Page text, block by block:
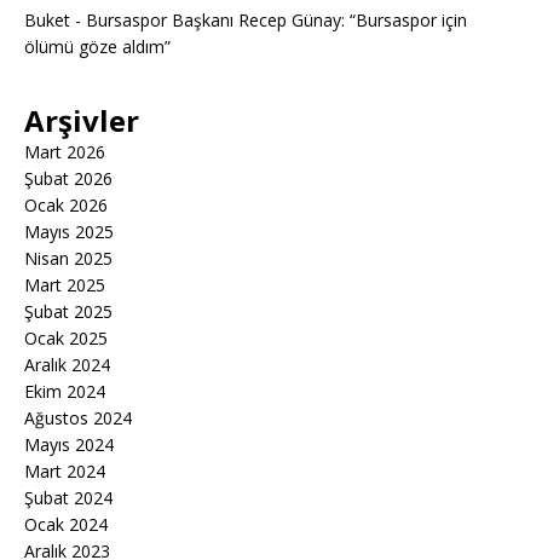
Buket - Bursaspor Başkanı Recep Günay: “Bursaspor için
ölümü göze aldım”
Arşivler
Mart 2026
Şubat 2026
Ocak 2026
Mayıs 2025
Nisan 2025
Mart 2025
Şubat 2025
Ocak 2025
Aralık 2024
Ekim 2024
Ağustos 2024
Mayıs 2024
Mart 2024
Şubat 2024
Ocak 2024
Aralık 2023